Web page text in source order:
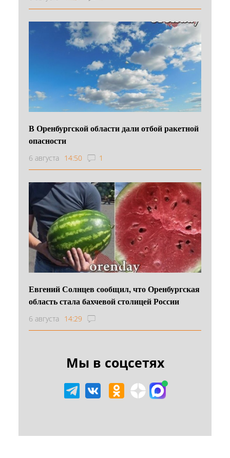
В Оренбургской области дали отбой ракетной
опасности
6 августа 14:50 1
Евгений Солнцев сообщил, что Оренбургская
область стала бахчевой столицей России
6 августа 14:29
Мы в соцсетях